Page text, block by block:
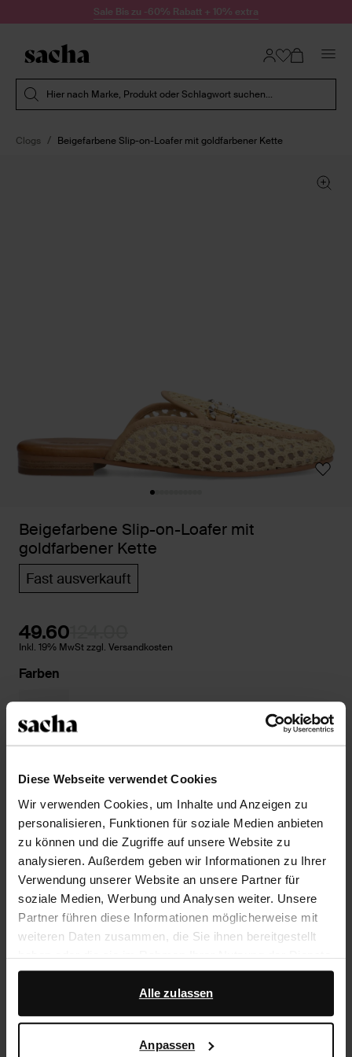
Diese Webseite verwendet Cookies
Wir verwenden Cookies, um Inhalte und Anzeigen zu
personalisieren, Funktionen für soziale Medien anbieten
zu können und die Zugriffe auf unsere Website zu
analysieren. Außerdem geben wir Informationen zu Ihrer
Verwendung unserer Website an unsere Partner für
soziale Medien, Werbung und Analysen weiter. Unsere
Partner führen diese Informationen möglicherweise mit
weiteren Daten zusammen, die Sie ihnen bereitgestellt
haben oder die sie im Rahmen Ihrer Nutzung der Dienste
gesammelt haben.
Darüber hinaus arbeiten wir mit Google zu Werbe- und
darüber, wie Google Ihre personenbezogenen Daten
Alle zulassen
Anpassen
Zum Inhalt springenSale Bis zu -60% Rabatt + 10% extra
Hier nach Marke, Produkt oder Schlagwort suchen...
Clogs Beigefarbene Slip-on-Loafer mit goldfarbener Kette
Beigefarbene Slip-on-Loafer mit
goldfarbener Kette
Fast ausverkauft
49.60
Inkl. 19% MwSt zzgl. Versandkosten
Farben
Größe auswählen
Trusted Shop-Gütesiegel
Rechnungskauf
14 Tage Bedenkzeit
Produktbeschreibung
Diese trendy Slip-on-Loafer der Marke Sacha haben
goldfarbenen Kette auf dem Spann versehen. Der
Absatz der beigefarbenen Pantoletten ist 2 cm hoch.
Produktdetails